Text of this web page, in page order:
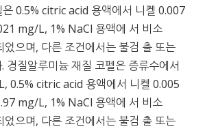
0.5% citric acid 용액에서 니켈 0.007
mg/L, 1% NaCl 용액에 서 비소
으며, 다른 조건에서는 불검 출 또는
질알루미늄 재질 코펠은 증류수에서
0.5% citric acid 용액에서 니켈 0.005
mg/L, 1% NaCl 용액에 서 비소
으며, 다른 조건에서는 불검 출 또는